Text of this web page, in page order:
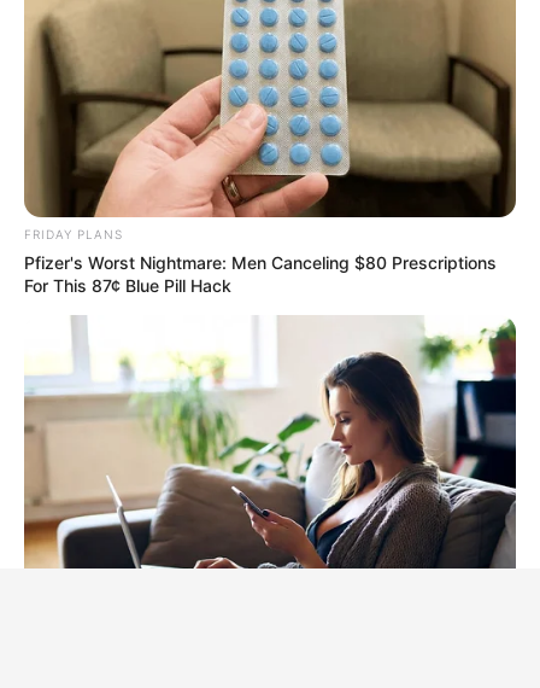
FRIDAY PLANS
Pfizer's Worst Nightmare: Men Canceling $80 Prescriptions
For This 87¢ Blue Pill Hack